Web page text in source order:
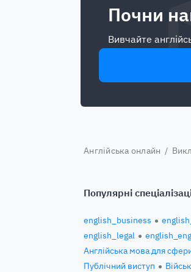
Почни
Вивчайте
Англійська онлайн /
Популярні
english_business
english_legal
Англійська мова для
Публічний виступ